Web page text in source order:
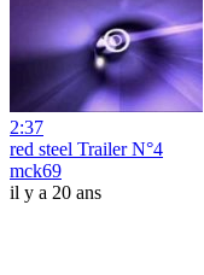
2:37
red steel Trailer N°4
mck69
il y a 20 ans